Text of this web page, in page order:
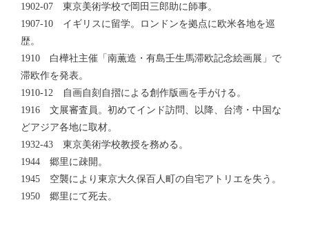
1902-07 東京美術学校で岡田三郎助に師事。
1907-10 イギリスに留学。ロンドンを拠点に欧米各地を巡
歴。
1910 白樺社主催「南薫造・有島壬生馬滞欧記念絵画展」で
滞欧作を発表。
1910-12 自画自刻自摺による創作版画を手がける。
1916 文展審査員。初めてインド訪問、以降、台湾・中国な
どアジア各地に取材。
1932-43 東京美術学校教授を務める。
1944 郷里に疎開。
1945 空襲により東京大久保百人町の自宅アトリエを失う。
1950 郷里にて死去。